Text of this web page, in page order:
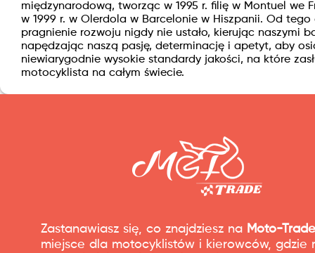
międzynarodową, tworząc w 1995 r. filię w Montuel we
w 1999 r. w Olerdola w Barcelonie w Hiszpanii. Od tego
pragnienie rozwoju nigdy nie ustało, kierując naszymi
napędzając naszą pasję, determinację i apetyt, aby
niewiarygodnie wysokie standardy jakości, na które
motocyklista na całym świecie.
Zastanawiasz się, co znajdziesz na Moto-
miejsce dla motocyklistów i kierowców, gdzie